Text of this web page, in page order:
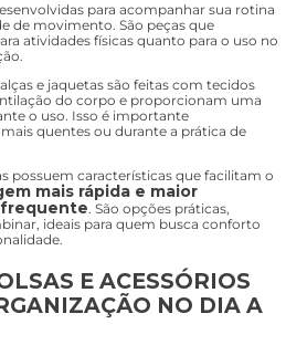
para acompanhar sua rotina
de movimento. São peças que
atividades físicas quanto para o uso no
e jaquetas são feitas com tecidos
do corpo e proporcionam uma
o uso. Isso é importante
quentes ou durante a prática de
possuem características que facilitam o
mais rápida e maior
. São opções práticas,
ideais para quem busca conforto
E ACESSÓRIOS
NO DIA A